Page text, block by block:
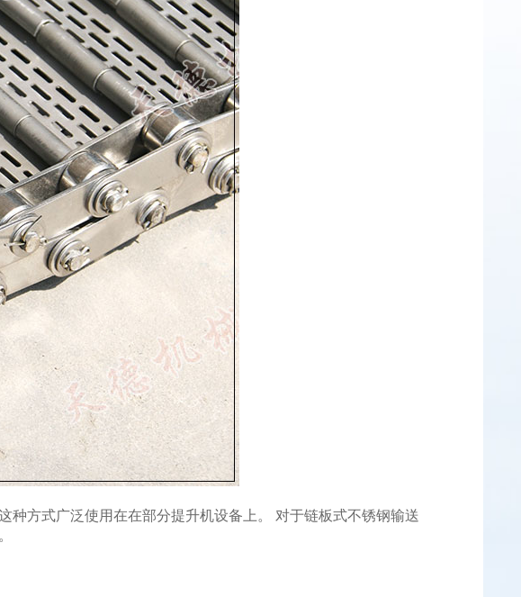
方式广泛使用在在部分提升机设备上。 对于链板式不锈钢输送